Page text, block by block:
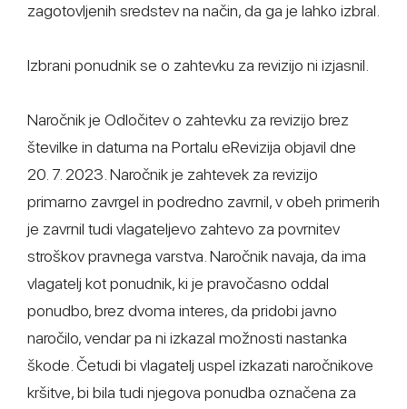
zagotovljenih sredstev na način, da ga je lahko izbral.
Izbrani ponudnik se o zahtevku za revizijo ni izjasnil.
Naročnik je Odločitev o zahtevku za revizijo brez
številke in datuma na Portalu eRevizija objavil dne
20. 7. 2023. Naročnik je zahtevek za revizijo
primarno zavrgel in podredno zavrnil, v obeh primerih
je zavrnil tudi vlagateljevo zahtevo za povrnitev
stroškov pravnega varstva. Naročnik navaja, da ima
vlagatelj kot ponudnik, ki je pravočasno oddal
ponudbo, brez dvoma interes, da pridobi javno
naročilo, vendar pa ni izkazal možnosti nastanka
škode. Četudi bi vlagatelj uspel izkazati naročnikove
kršitve, bi bila tudi njegova ponudba označena za